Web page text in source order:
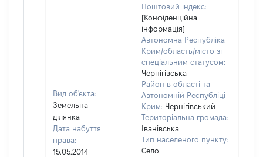
Вид об'єкта:
Земельна
ділянка
Дата набуття
права:
15.05.2014
Поштовий індекс:
[Конфіденційна
інформація]
Автономна Республіка
Крим/область/місто зі
спеціальним статусом:
Чернігівська
Район в області та
Автономній Республіці
Крим: Чернігівський
Територіальна громада:
Іванівська
Тип населеного пункту:
Село